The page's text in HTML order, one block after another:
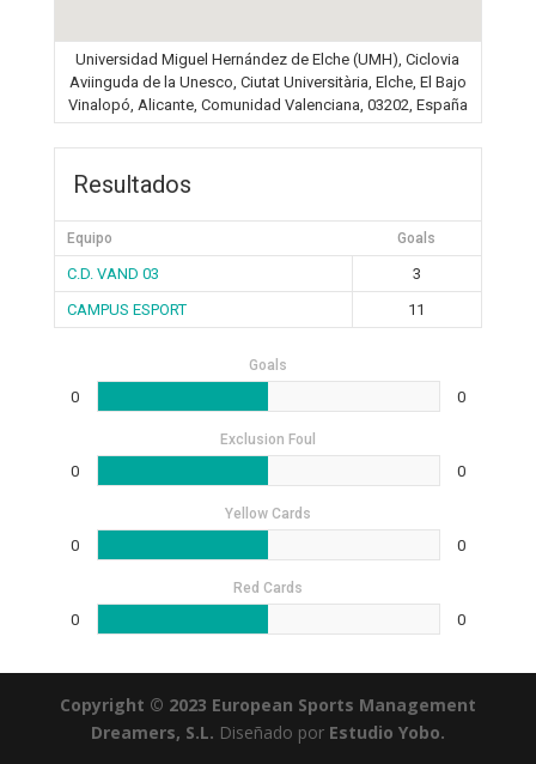
Universidad Miguel Hernández de Elche (UMH), Ciclovia
Aviinguda de la Unesco, Ciutat Universitària, Elche, El Bajo
Vinalopó, Alicante, Comunidad Valenciana, 03202, España
Resultados
Equipo Goals
C.D. VAND 03
3
CAMPUS ESPORT
11
Goals
0 0
Exclusion Foul
0 0
Yellow Cards
0 0
Red Cards
0 0
Copyright © 2023 European Sports Management
Dreamers, S.L. Diseñado por Estudio Yobo.